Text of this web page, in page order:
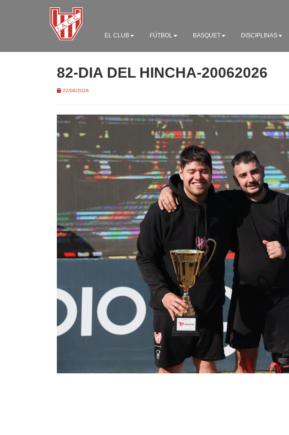
EL CLUB FÚTBOL BASQUET DISCIPLINAS
82-DIA DEL HINCHA-20062026
22/06/2026